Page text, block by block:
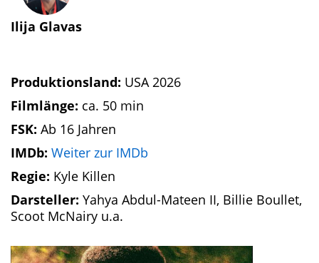
Ilija Glavas
Produktionsland: USA 2026
Filmlänge: ca. 50 min
FSK: Ab 16 Jahren
IMDb: Weiter zur IMDb
Regie: Kyle Killen
Darsteller: Yahya Abdul-Mateen II, Billie Boullet,
Scoot McNairy u.a.